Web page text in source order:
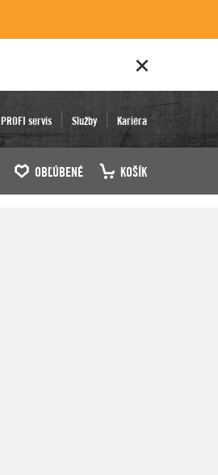
PROFI servis Služby Kariéra
OBĽÚBENÉ KOŠÍK